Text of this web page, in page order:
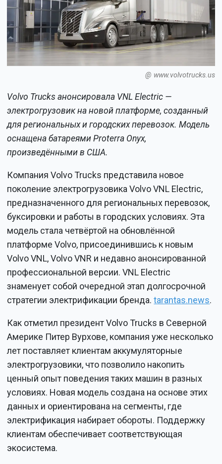
@ www.volvotrucks.us
Volvo Trucks анонсировала VNL Electric —
электрогрузовик на новой платформе, созданный
для региональных и городских перевозок. Модель
оснащена батареями Proterra Onyx,
произведёнными в США.
Компания Volvo Trucks представила новое
поколение электрогрузовика Volvo VNL Electric,
предназначенного для региональных перевозок,
буксировки и работы в городских условиях. Эта
модель стала четвёртой на обновлённой
платформе Volvo, присоединившись к новым
Volvo VNL, Volvo VNR и недавно анонсированной
профессиональной версии. VNL Electric
знаменует собой очередной этап долгосрочной
стратегии электрификации бренда.tarantas.news.
Как отметил президент Volvo Trucks в Северной
Америке Питер Вурхове, компания уже несколько
лет поставляет клиентам аккумуляторные
электрогрузовики, что позволило накопить
ценный опыт поведения таких машин в разных
условиях. Новая модель создана на основе этих
данных и ориентирована на сегменты, где
электрификация набирает обороты. Поддержку
клиентам обеспечивает соответствующая
экосистема.